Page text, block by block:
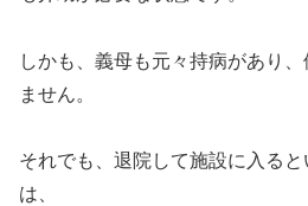
しかも、義母も元々持病があり
ません。
それでも、退院して施設に入る
は、